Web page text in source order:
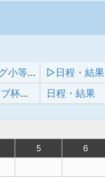
オールジャパンベースボールリーグ小等部2024全国大会
▷日程・結果
第43回新庄もがみライオンズクラブ杯少年野球大会 日程・結果
5 6